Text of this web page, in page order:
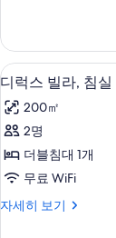
수
영
장
사
진
모
두
보
1
개,
전
용
수
영
자
세
보
디
럭
스
빌
라,
실
9
디럭스 빌라, 침
200㎡
2명
더블침대 1개
무료 WiFi
자세히 보기
디